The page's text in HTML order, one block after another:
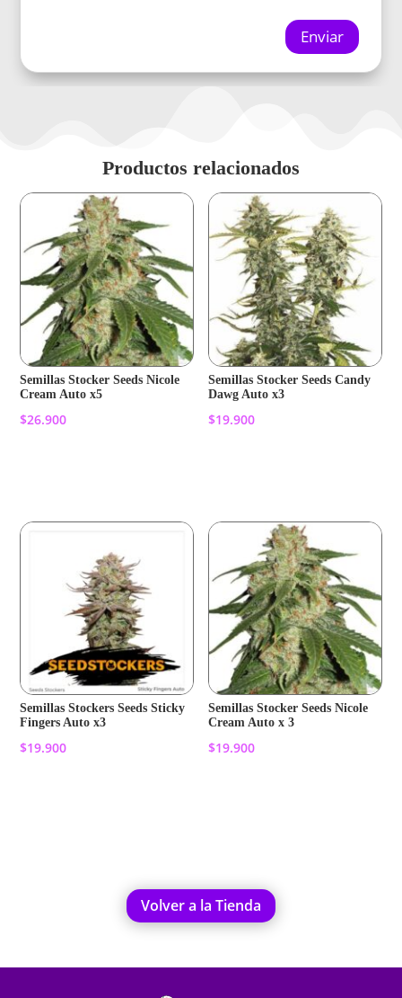
Enviar
Productos relacionados
Semillas Stocker Seeds Nicole
Cream Auto x5
$26.900
Semillas Stocker Seeds Candy
Dawg Auto x3
$19.900
Semillas Stockers Seeds Sticky
Fingers Auto x3
$19.900
Semillas Stocker Seeds Nicole
Cream Auto x 3
$19.900
Volver a la Tienda